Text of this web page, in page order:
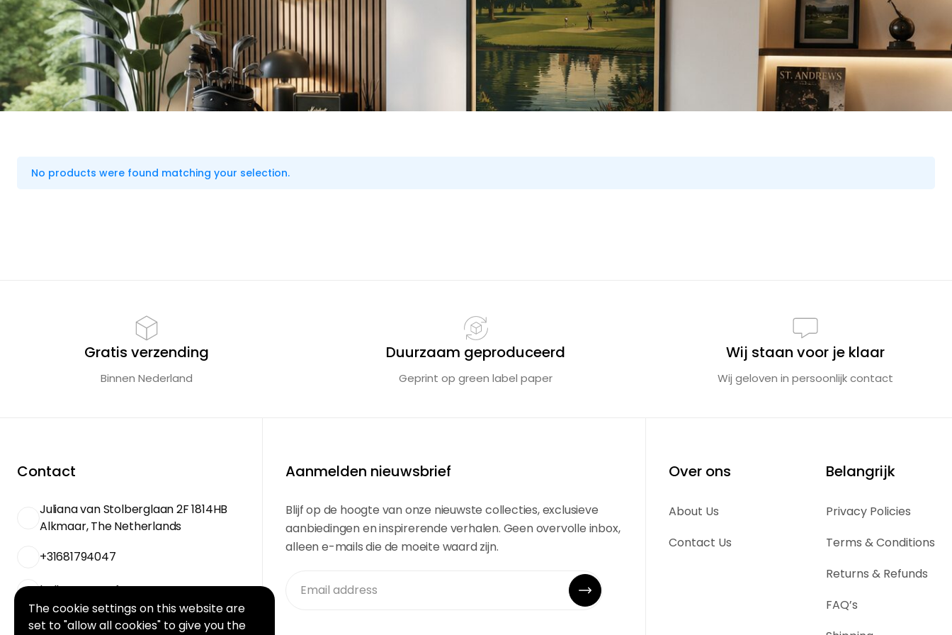
No products were found matching your selection.
Gratis verzending
Binnen Nederland
Duurzaam geproduceerd
Geprint op green label paper
Wij staan voor je klaar
Wij geloven in persoonlijk contact
Contact
Juliana van Stolberglaan 2F 1814HB
Alkmaar, The Netherlands
+31681794047
hello@courseframes.com
Get Direction
Aanmelden nieuwsbrief
Blijf op de hoogte van onze nieuwste collecties, exclusieve
aanbiedingen en inspirerende verhalen. Geen overvolle inbox,
alleen e-mails die de moeite waard zijn.
Over ons
About Us
Contact Us
Belangrijk
Privacy Policies
Terms & Conditions
Returns & Refunds
FAQ’s
The cookie settings on this website are
set to "allow all cookies" to give you the